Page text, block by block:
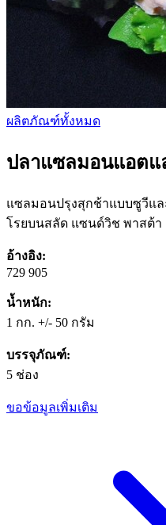
ผลิตภัณฑ์ทั้งหมด
ปลาแซลมอนแอตแ
แซลมอนปรุงสุกช้าแบบซูวีแล
โรยบนสลัด แซนด์วิช พาสต้
อ้างอิง:
729 905
น้ำหนัก:
1 กก. +/- 50 กรัม
บรรจุภัณฑ์:
5 ช่อง
ขอข้อมูลเพิ่มเติม